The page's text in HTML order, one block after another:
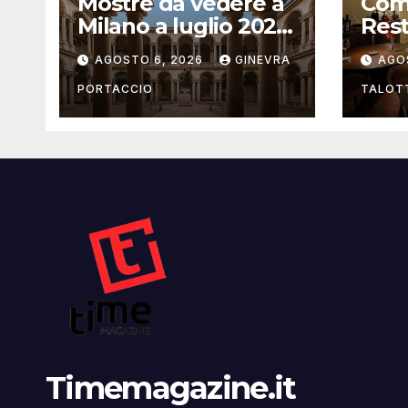
Milano a luglio 2026:
la guida aggiornata
AGOSTO 6, 2026 GINEVRA
PORTACCIO
che
Timemagazine.it